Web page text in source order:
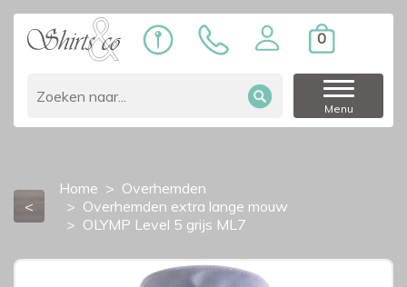
0
Menu
<
Home
Overhemden
Overhemden extra lange mouw
OLYMP Level 5 grijs ML7